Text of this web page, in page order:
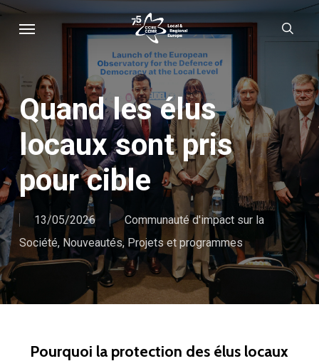
Skip
content
Quand les élus
locaux sont pris
pour cible
13/05/2026
Communauté d'impact sur la
Société, Nouveautés, Projets et programmes
Pourquoi la protection des élus locaux